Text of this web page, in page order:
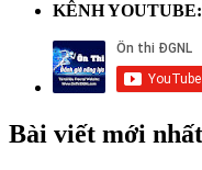
KÊNH YOUTUBE:
Bài viết mới nhất